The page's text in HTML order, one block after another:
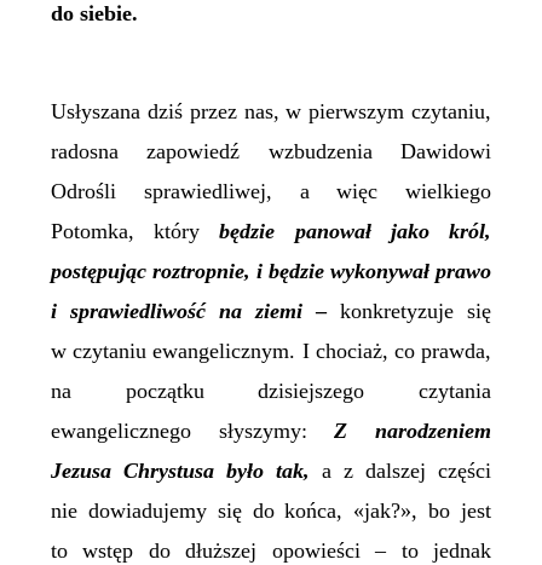
do siebie.
Usłyszana dziś przez nas, w pierwszym czytaniu,
radosna zapowiedź wzbudzenia Dawidowi
Odrośli sprawiedliwej, a więc wielkiego
Potomka, którybędzie panował jako król,
postępując roztropnie, i będzie wykonywał prawo
i sprawiedliwość na ziemi –konkretyzuje się
w czytaniu ewangelicznym. I chociaż, co prawda,
na początku dzisiejszego czytania
ewangelicznego słyszymy:Z narodzeniem
Jezusa Chrystusa było tak,a z dalszej części
nie dowiadujemy się do końca, «jak?», bo jest
to wstęp do dłuższej opowieści – to jednak